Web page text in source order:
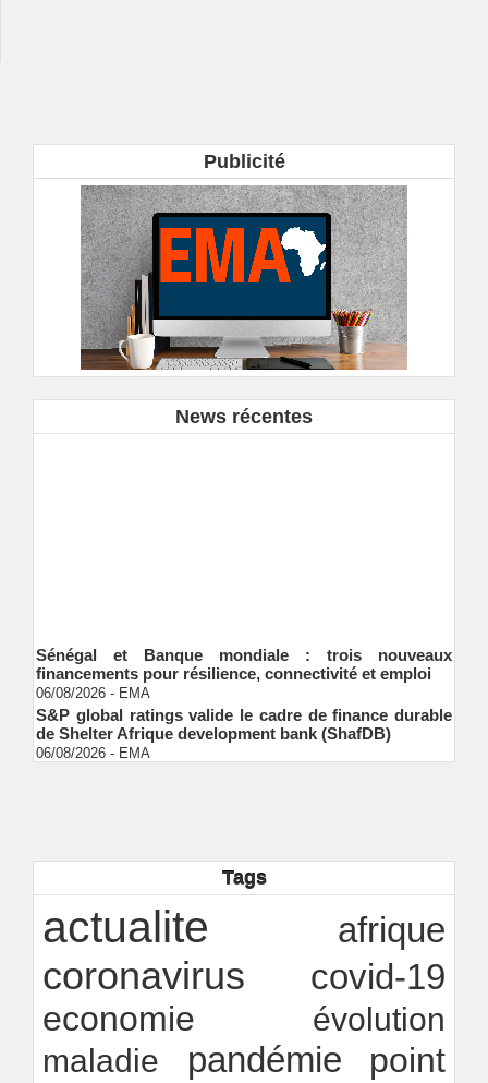
Publicité
News récentes
Sénégal et Banque mondiale : trois nouveaux
financements pour résilience, connectivité et emploi
06/08/2026 -EMA
S&P global ratings valide le cadre de finance durable
de Shelter Afrique development bank (ShafDB)
06/08/2026 -EMA
Industrialisation verte au Sénégal : comment
transparence locale, impact national
Ndakhté M. GAYE
innovation
24/07/2026 -Ndakhté M. GAYE
Tags
actualite afrique
coronavirus covid-19
economie
évolution
maladie
pandémie point